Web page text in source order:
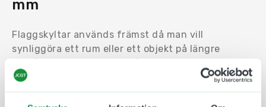
mm
Flaggskyltar används främst då man vill
synliggöra ett rum eller ett objekt på längre
avstånd. Exempelvis i en lång korridor eller vid ett
hörn.